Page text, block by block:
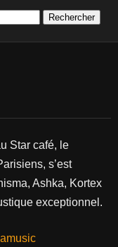
Star café, le
s’est
Ashka, Kortex
exceptionnel.